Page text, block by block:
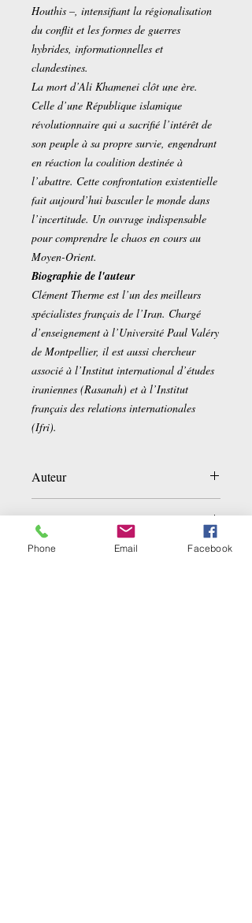
Houthis –, intensifiant la régionalisation
du conflit et les formes de guerres
hybrides, informationnelles et
clandestines.
La mort d’Ali Khamenei clôt une ère.
Celle d’une République islamique
révolutionnaire qui a sacrifié l’intérêt de
son peuple à sa propre survie, engendrant
en réaction la coalition destinée à
l’abattre. Cette confrontation existentielle
fait aujourd’hui basculer le monde dans
l’incertitude. Un ouvrage indispensable
pour comprendre le chaos en cours au
Moyen-Orient.
Biographie de l'auteur
Clément Therme est l’un des meilleurs
spécialistes français de l’Iran. Chargé
d’enseignement à l’Université Paul Valéry
de Montpellier, il est aussi chercheur
associé à l’Institut international d’études
iraniennes (Rasanah) et à l’Institut
français des relations internationales
(Ifri).
Auteur
Détails sur le produit :
‎ TALLANDIER
Phone Email Facebook